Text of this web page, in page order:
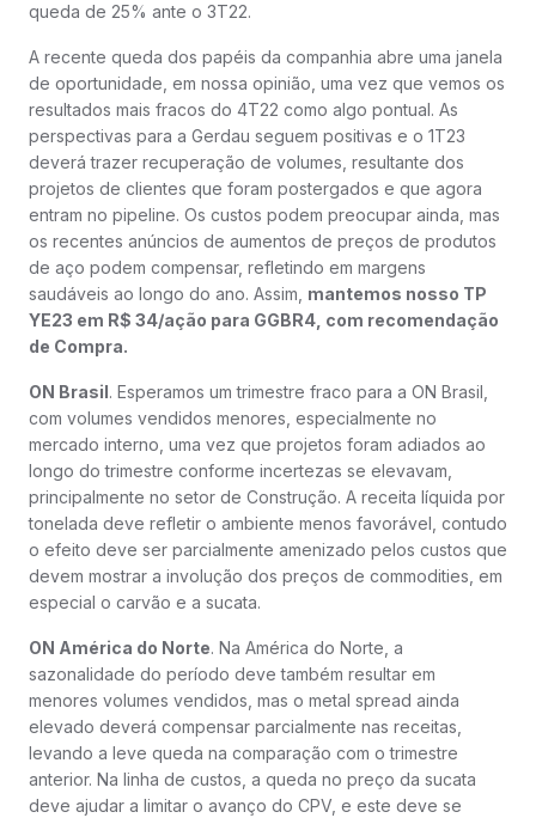
queda de 25% ante o 3T22.
A recente queda dos papéis da companhia abre uma janela
de oportunidade, em nossa opinião, uma vez que vemos os
resultados mais fracos do 4T22 como algo pontual. As
perspectivas para a Gerdau seguem positivas e o 1T23
deverá trazer recuperação de volumes, resultante dos
projetos de clientes que foram postergados e que agora
entram no pipeline. Os custos podem preocupar ainda, mas
os recentes anúncios de aumentos de preços de produtos
de aço podem compensar, refletindo em margens
saudáveis ao longo do ano. Assim, mantemos nosso TP
YE23 em R$ 34/ação para GGBR4, com recomendação
de Compra.
ON Brasil. Esperamos um trimestre fraco para a ON Brasil,
com volumes vendidos menores, especialmente no
mercado interno, uma vez que projetos foram adiados ao
longo do trimestre conforme incertezas se elevavam,
principalmente no setor de Construção. A receita líquida por
tonelada deve refletir o ambiente menos favorável, contudo
o efeito deve ser parcialmente amenizado pelos custos que
devem mostrar a involução dos preços de commodities, em
especial o carvão e a sucata.
ON América do Norte. Na América do Norte, a
sazonalidade do período deve também resultar em
menores volumes vendidos, mas o metal spread ainda
elevado deverá compensar parcialmente nas receitas,
levando a leve queda na comparação com o trimestre
anterior. Na linha de custos, a queda no preço da sucata
deve ajudar a limitar o avanço do CPV, e este deve se